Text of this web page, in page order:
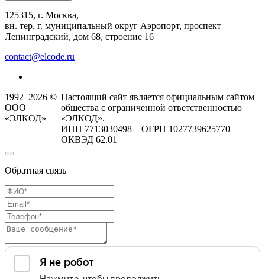
125315, г. Москва,
вн. тер. г. муниципальный округ Аэропорт, проспект
Ленинградский, дом 68, строение 16
contact@elcode.ru
1992–2026 ©
ООО
«ЭЛКОД»
Настоящий сайт является официальным сайтом
общества с ограниченной ответственностью
«ЭЛКОД».
ИНН 7713030498 ОГРН 1027739625770
ОКВЭД 62.01
Обратная связь